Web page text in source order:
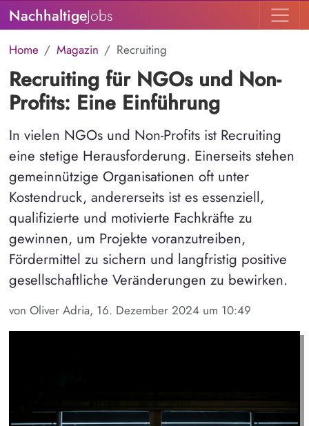
NachhaltigeJobs
Home Magazin Recruiting
Recruiting für NGOs und Non-
Profits: Eine Einführung
In vielen NGOs und Non-Profits ist Recruiting
eine stetige Herausforderung. Einerseits stehen
gemeinnützige Organisationen oft unter
Kostendruck, andererseits ist es essenziell,
qualifizierte und motivierte Fachkräfte zu
gewinnen, um Projekte voranzutreiben,
Fördermittel zu sichern und langfristig positive
gesellschaftliche Veränderungen zu bewirken.
von Oliver Adria, 16. Dezember 2024 um 10:49